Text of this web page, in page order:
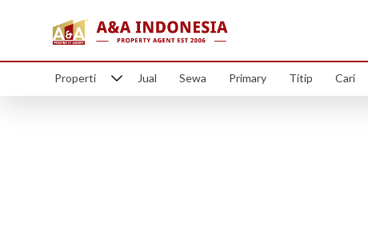
Properti Jual Sewa Primary Titip Cari